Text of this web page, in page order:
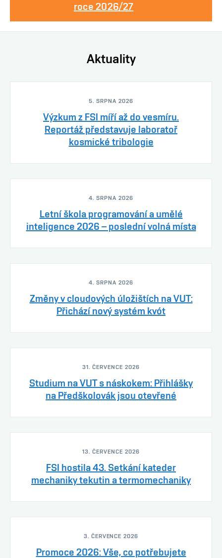
roce 2026/27
Aktuality
5. SRPNA 2026
Výzkum z FSI míří až do vesmíru.
Reportáž představuje laboratoř
kosmické tribologie
4. SRPNA 2026
Letní škola programování a umělé
inteligence 2026 – poslední volná místa
4. SRPNA 2026
Změny v cloudových úložištích na VUT:
Přichází nový systém kvót
31. ČERVENCE 2026
Studium na VUT s náskokem: Přihlášky
na Předškolovák jsou otevřené
13. ČERVENCE 2026
FSI hostila 43. Setkání kateder
mechaniky tekutin a termomechaniky
3. ČERVENCE 2026
Promoce 2026: Vše, co potřebujete